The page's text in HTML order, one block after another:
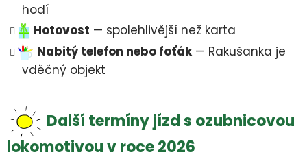
hodí
Hotovost — spolehlivější než karta
Nabitý telefon nebo foťák— Rakušanka je
vděčný objekt
Další termíny jízd s ozubnicovou
lokomotivou v roce 2026